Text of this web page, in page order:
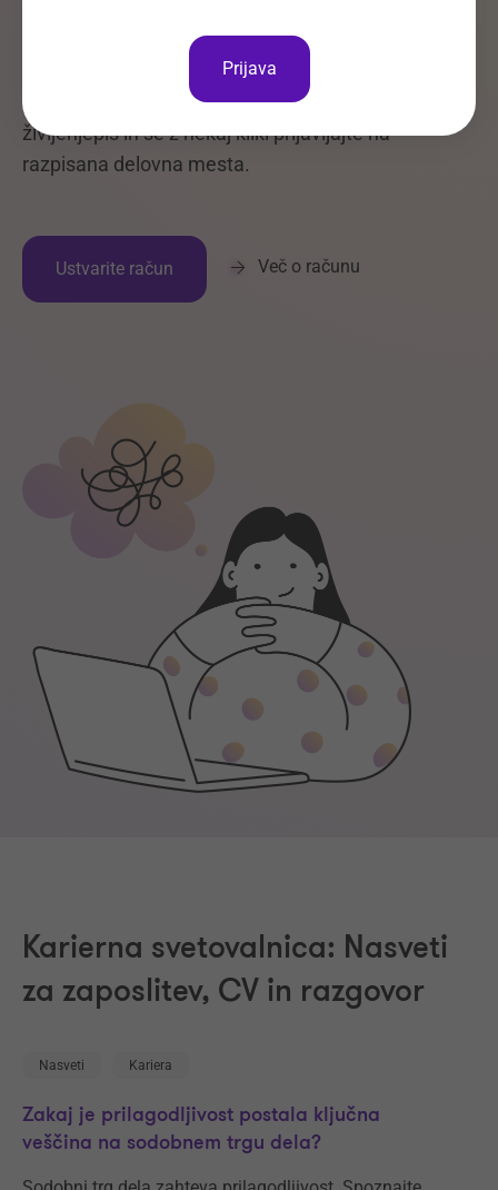
Moj Optius je odlično orodje za hitro in pregledno
iskanje nove službe. Shranite vaše podatke ter
življenjepis in se z nekaj kliki prijavljajte na
razpisana delovna mesta.
Ustvarite račun Več o računu
Karierna svetovalnica: Nasveti
za zaposlitev, CV in razgovor
Nasveti Kariera
Zakaj je prilagodljivost postala ključna
veščina na sodobnem trgu dela?
Prijava